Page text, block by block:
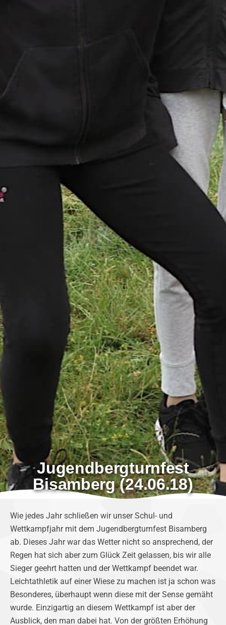
Jugendbergturnfest
Bisamberg (24.06.18)
Wie jedes Jahr schließen wir unser Schul- und
Wettkampfjahr mit dem Jugendbergturnfest Bisamberg
ab. Dieses Jahr war das Wetter nicht so ansprechend, der
Regen hat sich aber zum Glück Zeit gelassen, bis wir alle
Sieger geehrt hatten und der Wettkampf beendet war.
Leichtathletik auf einer Wiese zu machen ist ja schon was
Besonderes, überhaupt wenn diese mit der Sense gemäht
wurde. Einzigartig an diesem Wettkampf ist aber der
Ausblick, den man dabei hat. Von der größten Erhöhung